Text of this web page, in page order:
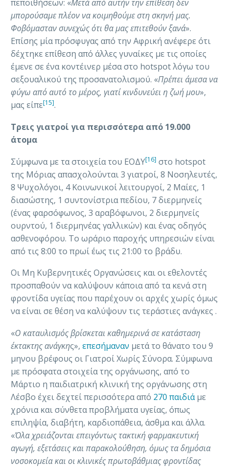
πεποιθήσεων: «Μετά από αυτήν την επίθεση δεν
μπορούσαμε πλέον να κοιμηθούμε στη σκηνή μας.
Φοβόμασταν συνεχώς ότι θα μας επιτεθούν ξανά».
Επίσης μία πρόσφυγας από την Αφρική ανέφερε ότι
δέχτηκε επίθεση από άλλες γυναίκες με τις οποίες
έμενε σε ένα κοντέινερ μέσα στο hotspot λόγω του
σεξουαλικού της προσανατολισμού. «Πρέπει άμεσα να
φύγω από αυτό το μέρος, γιατί κινδυνεύει η ζωή μου»,
μας είπε[15].
Τρεις γιατροί για περισσότερα από 19.000
άτομα
Σύμφωνα με τα στοιχεία του ΕΟΔΥ[16] στο hotspot
της Μόριας απασχολούνται 3 γιατροί, 8 Νοσηλευτές,
8 Ψυχολόγοι, 4 Κοινωνικοί λειτουργοί, 2 Μαίες, 1
διασώστης, 1 συντονίστρια πεδίου, 7 διερμηνείς
(ένας φαρσόφωνος, 3 αραβόφωνοι, 2 διερμηνείς
oυρντού, 1 διερμηνέας γαλλικών) και ένας οδηγός
ασθενοφόρου. Το ωράριο παροχής υπηρεσιών είναι
από τις 8:00 το πρωί έως τις 21:00 το βράδυ.
Οι Μη Κυβερνητικές Οργανώσεις και οι εθελοντές
προσπαθούν να καλύψουν κάποια από τα κενά στη
φροντίδα υγείας που παρέχουν οι αρχές χωρίς όμως
να είναι σε θέση να καλύψουν τις τεράστιες ανάγκες .
«Ο καταυλισμός βρίσκεται καθημερινά σε κατάσταση
έκτακτης ανάγκης», επεσήμαναν μετά το θάνατο του 9
μηνου βρέφους οι Γιατροί Χωρίς Σύνορα. Σύμφωνα
με πρόσφατα στοιχεία της οργάνωσης, από το
Μάρτιο η παιδιατρική κλινική της οργάνωσης στη
Λέσβο έχει δεχτεί περισσότερα από 270 παιδιάμε
χρόνια και σύνθετα προβλήματα υγείας, όπως
επιληψία, διαβήτη, καρδιοπάθεια, άσθμα και άλλα.
«Όλα χρειάζονται επειγόντως τακτική φαρμακευτική
αγωγή, εξετάσεις και παρακολούθηση, όμως τα δημόσια
νοσοκομεία και οι κλινικές πρωτοβάθμιας φροντίδας